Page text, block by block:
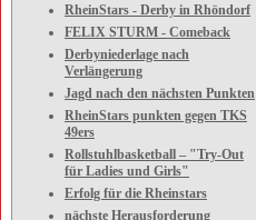
RheinStars - Derby in Rhöndorf
FELIX STURM - Comeback
Derbyniederlage nach
Verlängerung
Jagd nach den nächsten Punkten
RheinStars punkten gegen TKS
49ers
Rollstuhlbasketball – "Try-Out
für Ladies und Girls"
Erfolg für die Rheinstars
nächste Herausforderung